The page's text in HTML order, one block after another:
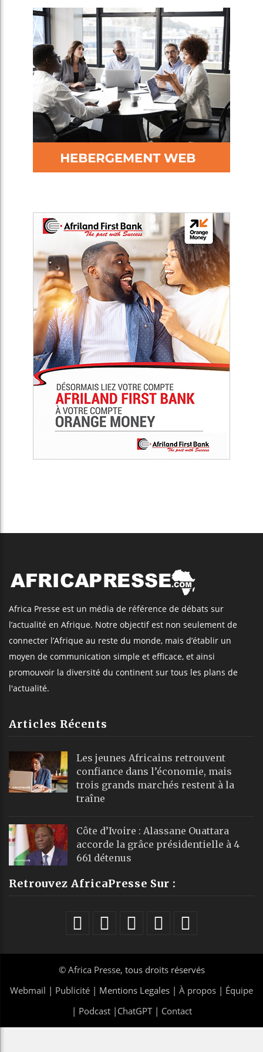
Africa Presse est un média de référence de débats sur
l’actualité en Afrique. Notre objectif est non seulement de
connecter l’Afrique au reste du monde, mais d’établir un
moyen de communication simple et efficace, et ainsi
promouvoir la diversité du continent sur tous les plans de
l'actualité.
Articles Récents
Les jeunes Africains retrouvent
confiance dans l’économie, mais
trois grands marchés restent à la
traîne
Côte d’Ivoire : Alassane Ouattara
accorde la grâce présidentielle à 4
661 détenus
Retrouvez AfricaPresse Sur :
© Africa Presse, tous droits réservés
Webmail | Publicité | Mentions Legales | À propos | Équipe
| Podcast| ChatGPT| Contact